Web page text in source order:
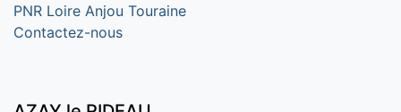
PNR Loire Anjou Touraine
Contactez-nous